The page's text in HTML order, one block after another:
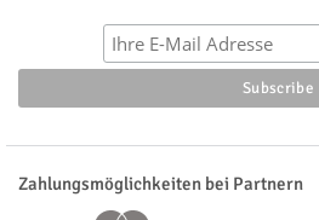
Zahlungsmöglichkeiten bei Partnern